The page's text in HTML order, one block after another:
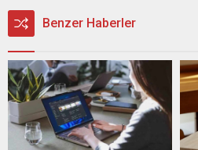
Benzer Haberler